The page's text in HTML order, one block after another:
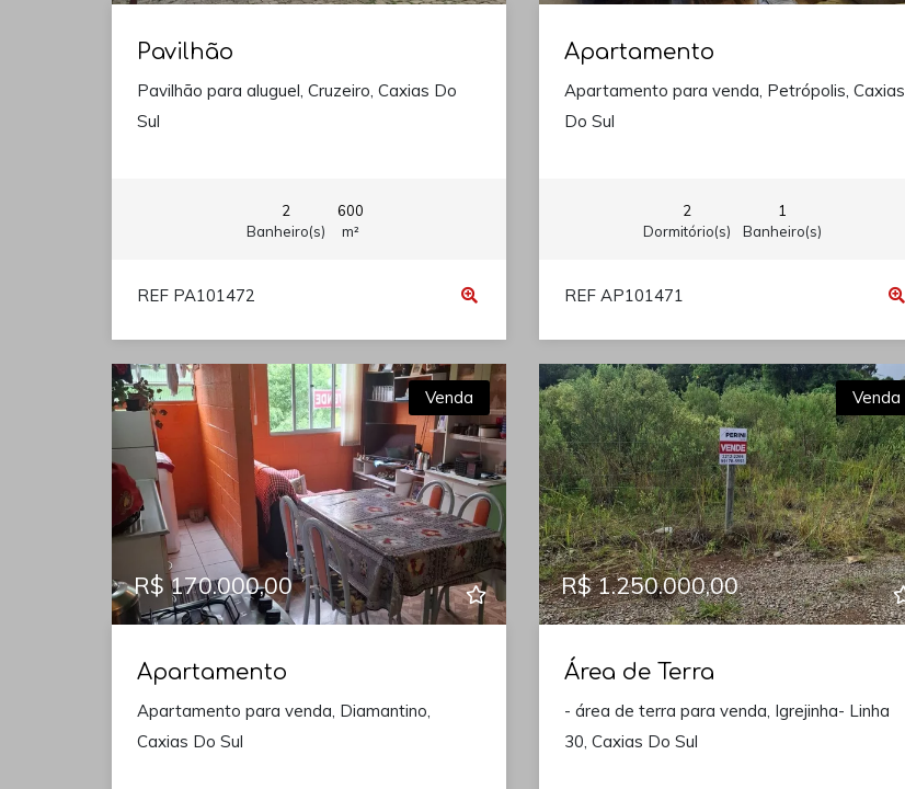
Pavilhão
Pavilhão para aluguel, Cruzeiro, Caxias Do
Sul
2
Banheiro(s)
600
m²
REF PA101472
Apartamento
Apartamento para venda, Petrópolis, Caxias
Do Sul
2
Dormitório(s)
1
Banheiro(s)
REF AP101471
Venda
R$ 170.000,00
Apartamento
Apartamento para venda, Diamantino,
Caxias Do Sul
Venda
R$ 1.250.000,00
Área de Terra
- área de terra para venda, Igrejinha- Linha
30, Caxias Do Sul